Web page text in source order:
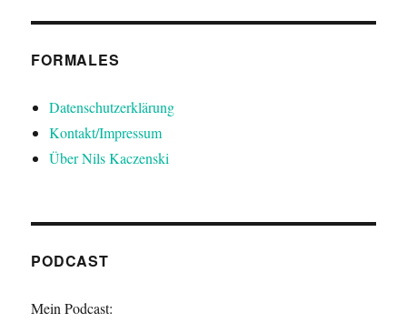
FORMALES
Datenschutzerklärung
Kontakt/Impressum
Über Nils Kaczenski
PODCAST
Mein Podcast: